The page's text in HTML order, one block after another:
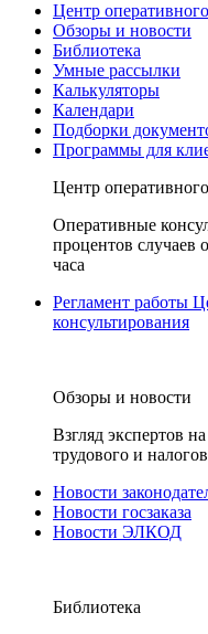
Центр
Обзоры и новости
Библиотека
Умные рассылки
Калькуляторы
Календари
Подборки
Программы для
Центр
Оперативные
процентов случаев
часа
Регламент работы
консультирования
Обзоры и новости
Взгляд экспертов
трудового и
Новости
Новости госзаказа
Новости ЭЛКОД
Библиотека